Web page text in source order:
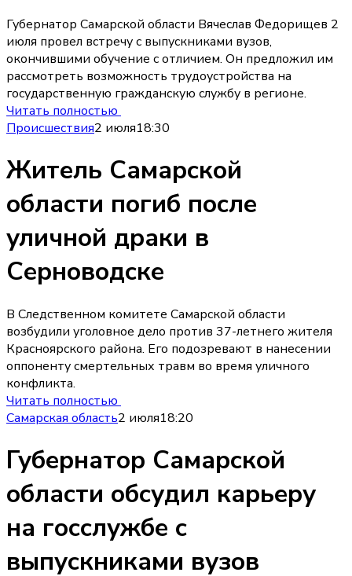
Губернатор Самарской области Вячеслав Федорищев 2
июля провел встречу с выпускниками вузов,
окончившими обучение с отличием. Он предложил им
рассмотреть возможность трудоустройства на
государственную гражданскую службу в регионе.
Читать полностью
Происшествия2 июля18:30
Житель Самарской
области погиб после
уличной драки в
Серноводске
В Следственном комитете Самарской области
возбудили уголовное дело против 37-летнего жителя
Красноярского района. Его подозревают в нанесении
оппоненту смертельных травм во время уличного
конфликта.
Читать полностью
Самарская область2 июля18:20
Губернатор Самарской
области обсудил карьеру
на госслужбе с
выпускниками вузов